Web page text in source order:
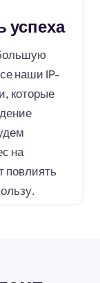
успеха
наши IP-
которые
на
повлиять